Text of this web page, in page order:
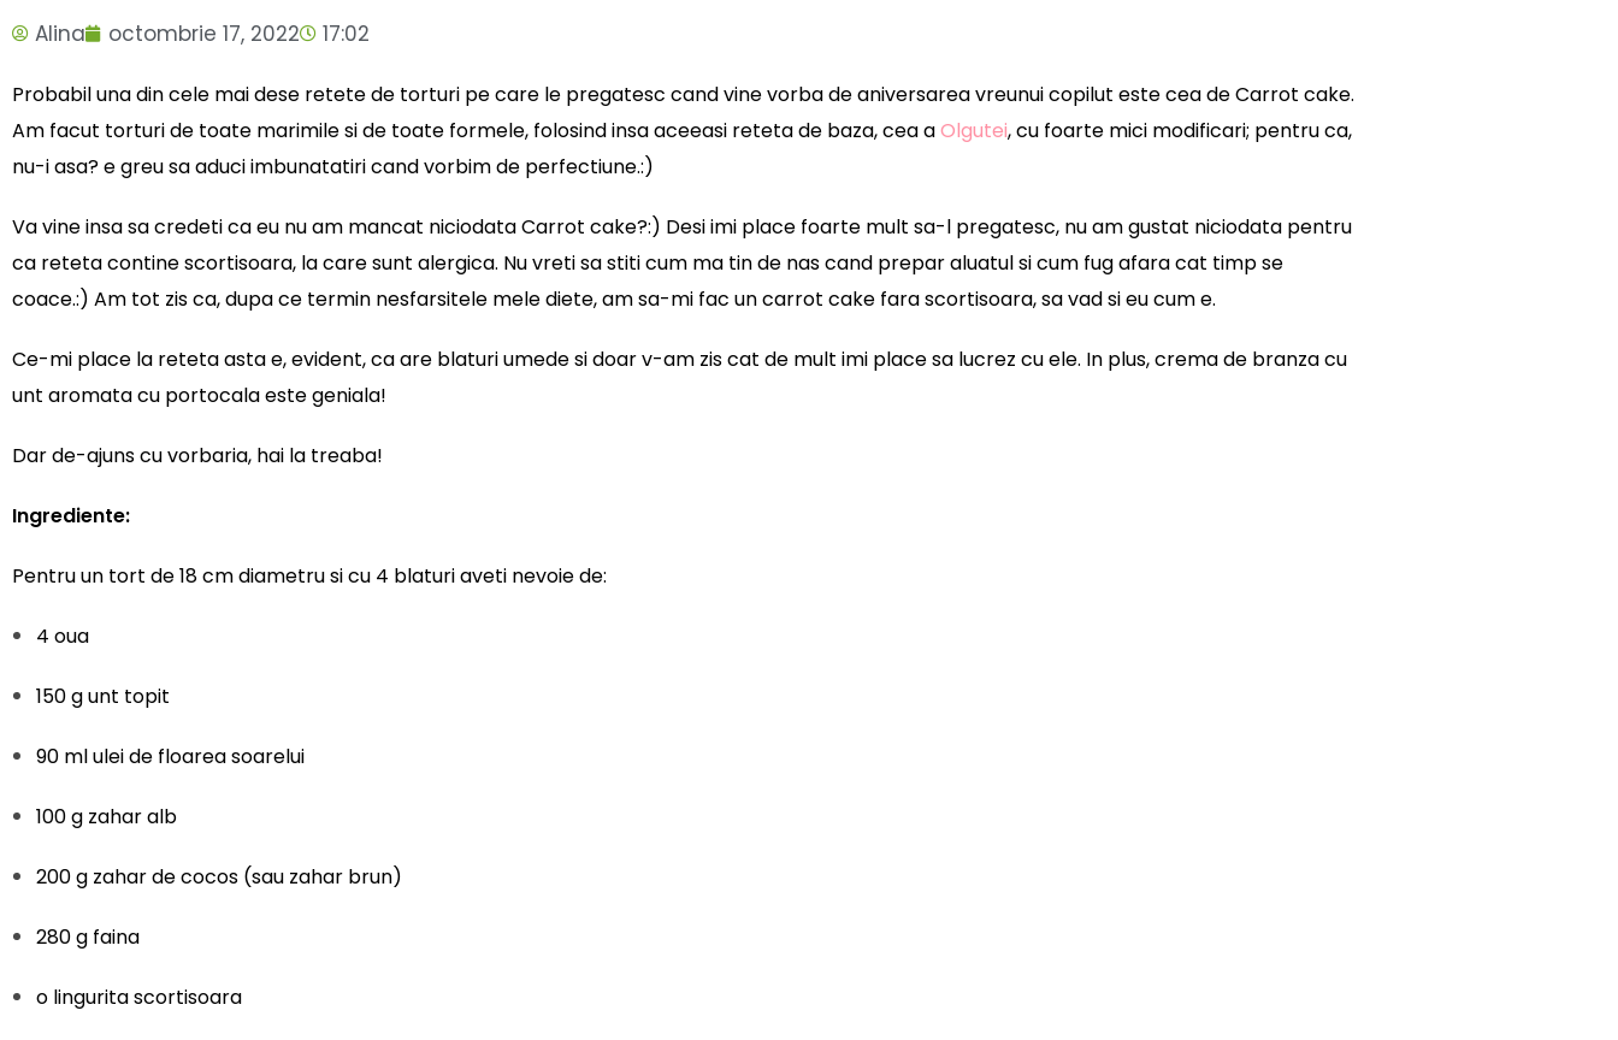
Alina octombrie 17, 2022 17:02
Probabil una din cele mai dese retete de torturi pe care le pregatesc cand vine vorba de aniversarea vreunui copilut este cea de Carrot cake.
Am facut torturi de toate marimile si de toate formele, folosind insa aceeasi reteta de baza, cea aOlgutei, cu foarte mici modificari; pentru ca,
nu-i asa? e greu sa aduci imbunatatiri cand vorbim de perfectiune.:)
Va vine insa sa credeti ca eu nu am mancat niciodata Carrot cake?:) Desi imi place foarte mult sa-l pregatesc, nu am gustat niciodata pentru
ca reteta contine scortisoara, la care sunt alergica. Nu vreti sa stiti cum ma tin de nas cand prepar aluatul si cum fug afara cat timp se
coace.:) Am tot zis ca, dupa ce termin nesfarsitele mele diete, am sa-mi fac un carrot cake fara scortisoara, sa vad si eu cum e.
Ce-mi place la reteta asta e, evident, ca are blaturi umede si doar v-am zis cat de mult imi place sa lucrez cu ele. In plus, crema de branza cu
unt aromata cu portocala este geniala!
Dar de-ajuns cu vorbaria, hai la treaba!
Ingrediente:
Pentru un tort de 18 cm diametru si cu 4 blaturi aveti nevoie de:
4 oua
150 g unt topit
90 ml ulei de floarea soarelui
100 g zahar alb
200 g zahar de cocos (sau zahar brun)
280 g faina
o lingurita scortisoara